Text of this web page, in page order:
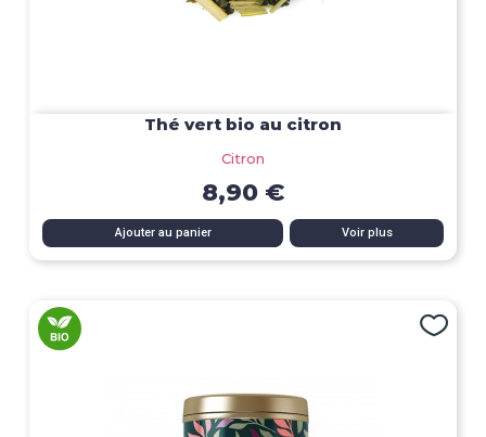
Thé vert bio au citron
Citron
8,90 €
Ajouter au panier Voir plus